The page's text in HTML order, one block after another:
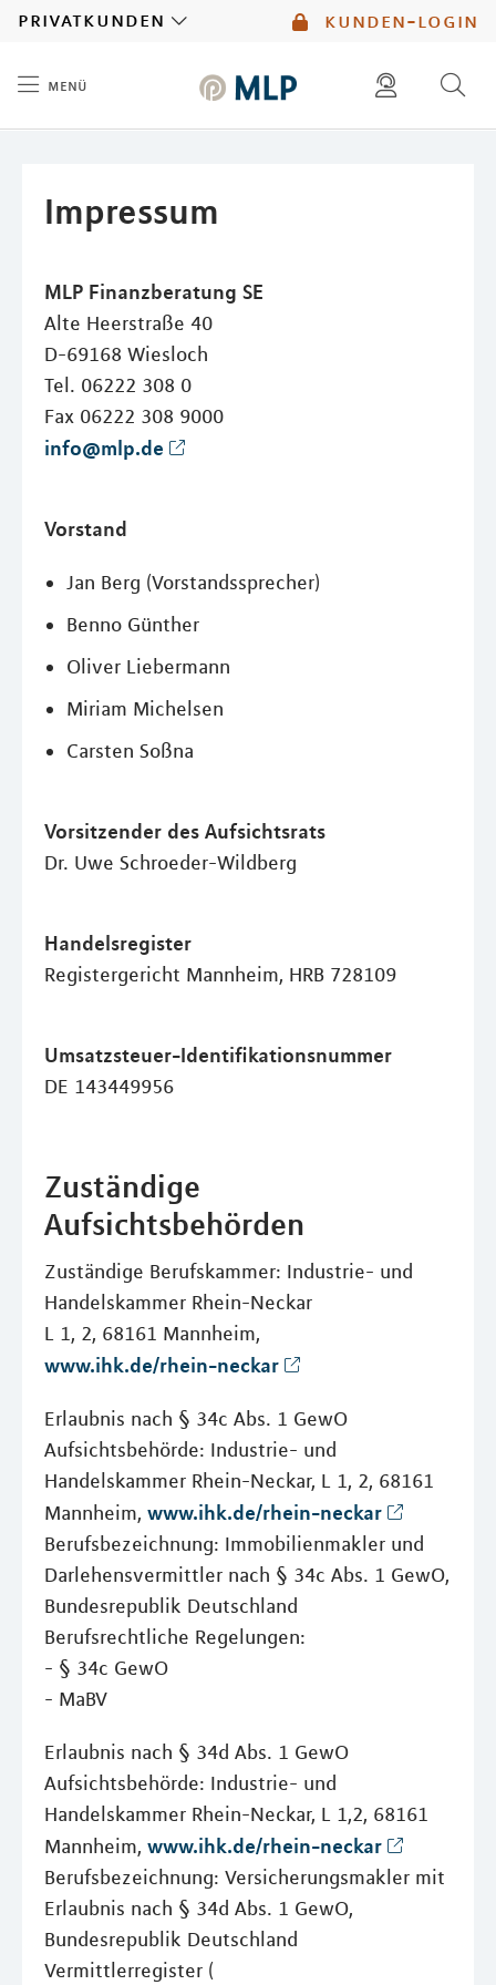
kunden-login
privatkunden
menü
Impressum
MLP Finanzberatung SE
Alte Heerstraße 40
D-69168 Wiesloch
Tel. 06222 308 0
Fax 06222 308 9000
info@mlp.de
Vorstand
Jan Berg (Vorstandssprecher)
Benno Günther
Oliver Liebermann
Miriam Michelsen
Carsten Soßna
Vorsitzender des Aufsichtsrats
Dr. Uwe Schroeder-Wildberg
Handelsregister
Registergericht Mannheim, HRB 728109
Umsatzsteuer-Identifikationsnummer
DE 143449956
Zuständige
Aufsichtsbehörden
Zuständige Berufskammer: Industrie- und
Handelskammer Rhein-Neckar
L 1, 2, 68161 Mannheim,
www.ihk.de/rhein-neckar
Erlaubnis nach § 34c Abs. 1 GewO
Aufsichtsbehörde: Industrie- und
Handelskammer Rhein-Neckar, L 1, 2, 68161
Mannheim, www.ihk.de/rhein-neckar
Berufsbezeichnung: Immobilienmakler und
Darlehensvermittler nach § 34c Abs. 1 GewO,
Bundesrepublik Deutschland
Berufsrechtliche Regelungen:
- § 34c GewO
- MaBV
Erlaubnis nach § 34d Abs. 1 GewO
Aufsichtsbehörde: Industrie- und
Handelskammer Rhein-Neckar, L 1,2, 68161
Mannheim, www.ihk.de/rhein-neckar
Berufsbezeichnung: Versicherungsmakler mit
Erlaubnis nach § 34d Abs. 1 GewO,
Bundesrepublik Deutschland
Vermittlerregister (